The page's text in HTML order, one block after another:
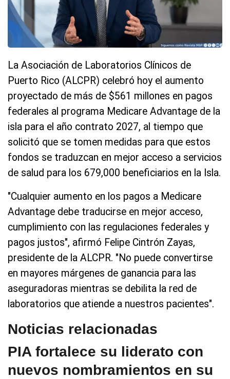
La Asociación de Laboratorios Clínicos de
Puerto Rico (ALCPR) celebró hoy el aumento
proyectado de más de $561 millones en pagos
federales al programa Medicare Advantage de la
isla para el año contrato 2027, al tiempo que
solicitó que se tomen medidas para que estos
fondos se traduzcan en mejor acceso a servicios
de salud para los 679,000 beneficiarios en la Isla.
"Cualquier aumento en los pagos a Medicare
Advantage debe traducirse en mejor acceso,
cumplimiento con las regulaciones federales y
pagos justos", afirmó Felipe Cintrón Zayas,
presidente de la ALCPR. "No puede convertirse
en mayores márgenes de ganancia para las
aseguradoras mientras se debilita la red de
laboratorios que atiende a nuestros pacientes".
Noticias relacionadas
PIA fortalece su liderato con
nuevos nombramientos en su